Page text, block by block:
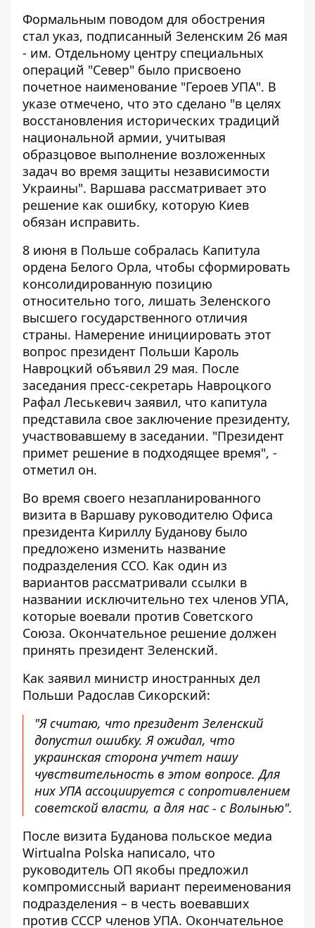
Формальным поводом для обострения
стал указ, подписанный Зеленским 26 мая
- им. Отдельному центру специальных
операций "Север" было присвоено
почетное наименование "Героев УПА". В
указе отмечено, что это сделано "в целях
восстановления исторических традиций
национальной армии, учитывая
образцовое выполнение возложенных
задач во время защиты независимости
Украины". Варшава рассматривает это
решение как ошибку, которую Киев
обязан исправить.
8 июня в Польше собралась Капитула
ордена Белого Орла, чтобы сформировать
консолидированную позицию
относительно того, лишать Зеленского
высшего государственного отличия
страны. Намерение инициировать этот
вопрос президент Польши Кароль
Навроцкий объявил 29 мая. После
заседания пресс-секретарь Навроцкого
Рафал Леськевич заявил, что капитула
представила свое заключение президенту,
участвовавшему в заседании. "Президент
примет решение в подходящее время", -
отметил он.
Во время своего незапланированного
визита в Варшаву руководителю Офиса
президента Кириллу Буданову было
предложено изменить название
подразделения ССО. Как один из
вариантов рассматривали ссылки в
названии исключительно тех членов УПА,
которые воевали против Советского
Союза. Окончательное решение должен
принять президент Зеленский.
Как заявил министр иностранных дел
Польши Радослав Сикорский:
"Я считаю, что президент Зеленский
допустил ошибку. Я ожидал, что
украинская сторона учтет нашу
чувствительность в этом вопросе. Для
них УПА ассоциируется с сопротивлением
советской власти, а для нас - с Волынью".
После визита Буданова польское медиа
Wirtualna Polska написало, что
руководитель ОП якобы предложил
компромиссный вариант переименования
подразделения – в честь воевавших
против СССР членов УПА. Окончательное